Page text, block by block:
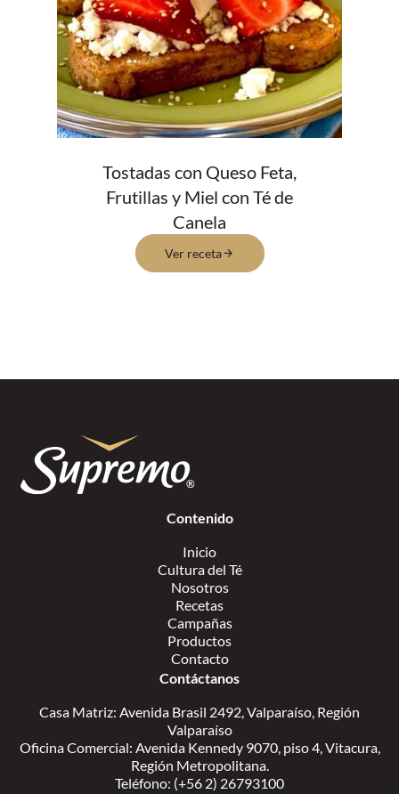
Tostadas con Queso Feta,
Frutillas y Miel con Té de
Canela
Ver receta
Contenido
Inicio
Cultura del Té
Nosotros
Recetas
Campañas
Productos
Contacto
Contáctanos
Casa Matriz: Avenida Brasil 2492, Valparaíso, Región
Valparaíso
Oficina Comercial: Avenida Kennedy 9070, piso 4, Vitacura,
Región Metropolitana.
Teléfono: (+56 2) 26793100